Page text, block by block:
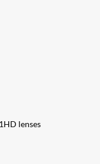
lenses